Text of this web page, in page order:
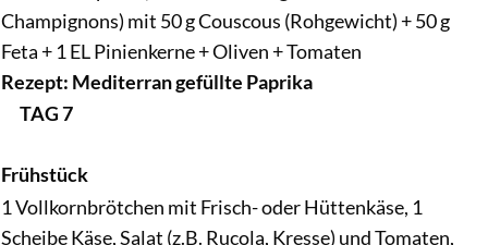
Champignons) mit 50 g Couscous (Rohgewicht) + 50 g
Feta + 1 EL Pinienkerne + Oliven + Tomaten
Rezept: Mediterran gefüllte Paprika
TAG 7
Frühstück
1 Vollkornbrötchen mit Frisch- oder Hüttenkäse, 1
Scheibe Käse, Salat (z.B. Rucola, Kresse) und Tomaten,